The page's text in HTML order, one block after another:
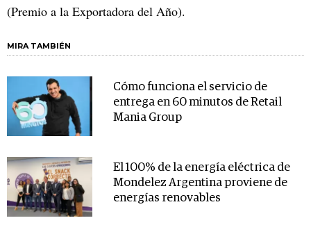
(Premio a la Exportadora del Año).
MIRA TAMBIÉN
Cómo funciona el servicio de
entrega en 60 minutos de Retail
Mania Group
El 100% de la energía eléctrica de
Mondelez Argentina proviene de
energías renovables